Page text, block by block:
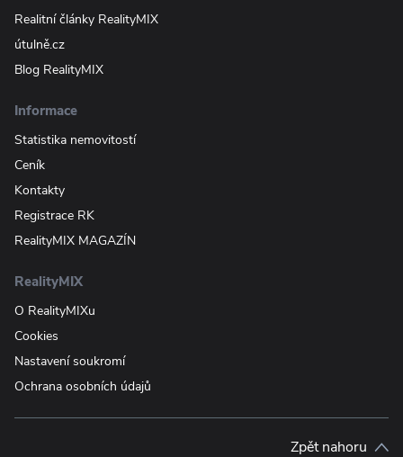
Realitní články RealityMIX
útulně.cz
Blog RealityMIX
Informace
Statistika nemovitostí
Ceník
Kontakty
Registrace RK
RealityMIX MAGAZÍN
RealityMIX
O RealityMIXu
Cookies
Nastavení soukromí
Ochrana osobních údajů
Zpět nahoru